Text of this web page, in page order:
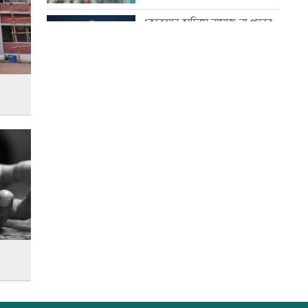
কোরআন-হাদিসে নামাজ না পড়ার
কমলো